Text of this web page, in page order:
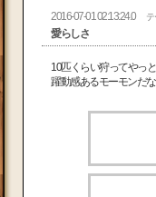
2016-07-01 02:13:24.0 テ
愛らしさ
10匹くらい狩ってやっ
躍動感あるモーモンだ